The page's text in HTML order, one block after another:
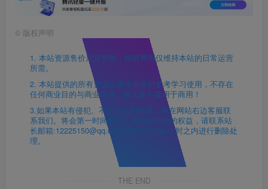
© 版权声明
1. 本站资源售价只是赞助，收取费用仅维持本站的日常运营
所需。
2. 本站提供的所有资源仅供本地单机参考学习使用，不存在
任何商业目的与商业用途，请大家不要用于商用！
3.如果本站有侵犯、不妥之处的资源，请在网站右边客服联
系我们。将会第一时间解决！若侵犯到您的权益，请联系站
长邮箱:12225150@qq.com 我们会在24h小时之内进行删除处
理。
THE END